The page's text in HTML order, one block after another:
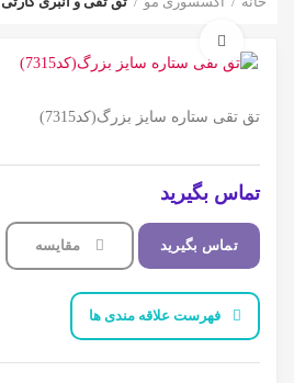
تق تقی ستاره سایز بزرگ(کد7315)
تماس بگیرید
تماس بگیرید مقایسه
فهرست علاقه مندی ها